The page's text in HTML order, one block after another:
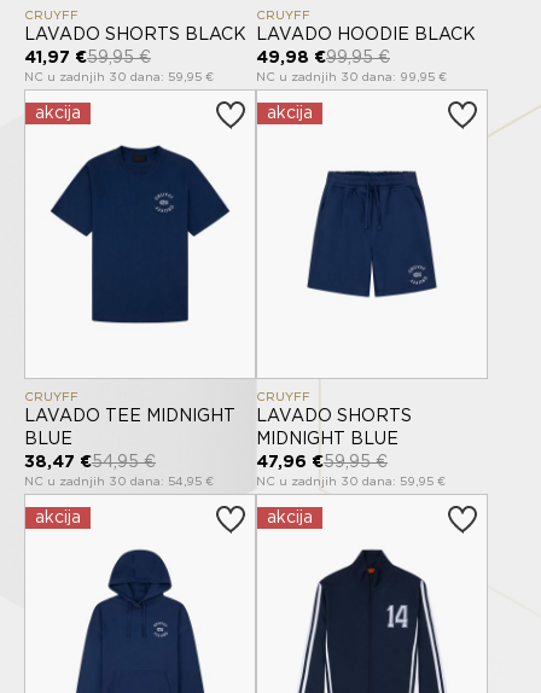
CRUYFF
LAVADO SHORTS BLACK
41,97 €59,95 €
NC u zadnjih 30 dana: 59,95 €
CRUYFF
LAVADO HOODIE BLACK
49,98 €99,95 €
NC u zadnjih 30 dana: 99,95 €
akcija
CRUYFF
LAVADO TEE MIDNIGHT
BLUE
38,47 €54,95 €
NC u zadnjih 30 dana: 54,95 €
akcija
CRUYFF
LAVADO SHORTS
MIDNIGHT BLUE
47,96 €59,95 €
NC u zadnjih 30 dana: 59,95 €
akcija akcija